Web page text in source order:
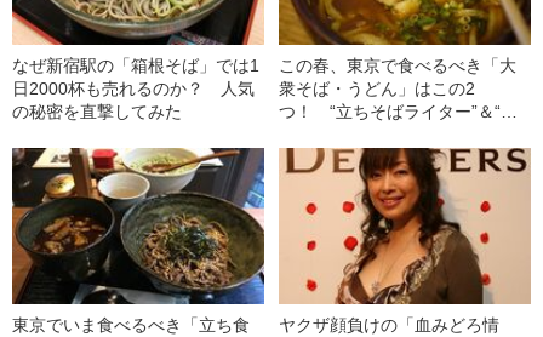
なぜ新宿駅の「箱根そば」では1
日2000杯も売れるのか？ 人気
の秘密を直撃してみた
この春、東京で食べるべき「大
衆そば・うどん」はこの2
つ！ “立ちそばライター”＆“う
東京でいま食べるべき「立ち食
ヤクザ顔負けの「血みどろ情